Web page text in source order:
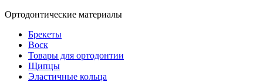
Ортодонтические материалы
Брекеты
Воск
Товары для ортодонтии
Щипцы
Эластичные кольца